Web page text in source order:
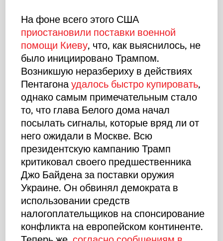
На фоне всего этого США
приостановили поставки военной
помощи Киеву, что, как выяснилось, не
было инициировано Трампом.
Возникшую неразбериху в действиях
Пентагонаудалось быстро купировать,
однако самым примечательным стало
то, что глава Белого дома начал
посылать сигналы, которые вряд ли от
него ожидали в Москве. Всю
президентскую кампанию Трамп
критиковал своего предшественника
Джо Байдена за поставки оружия
Украине. Он обвинял демократа в
использовании средств
налогоплательщиков на спонсирование
конфликта на европейском континенте.